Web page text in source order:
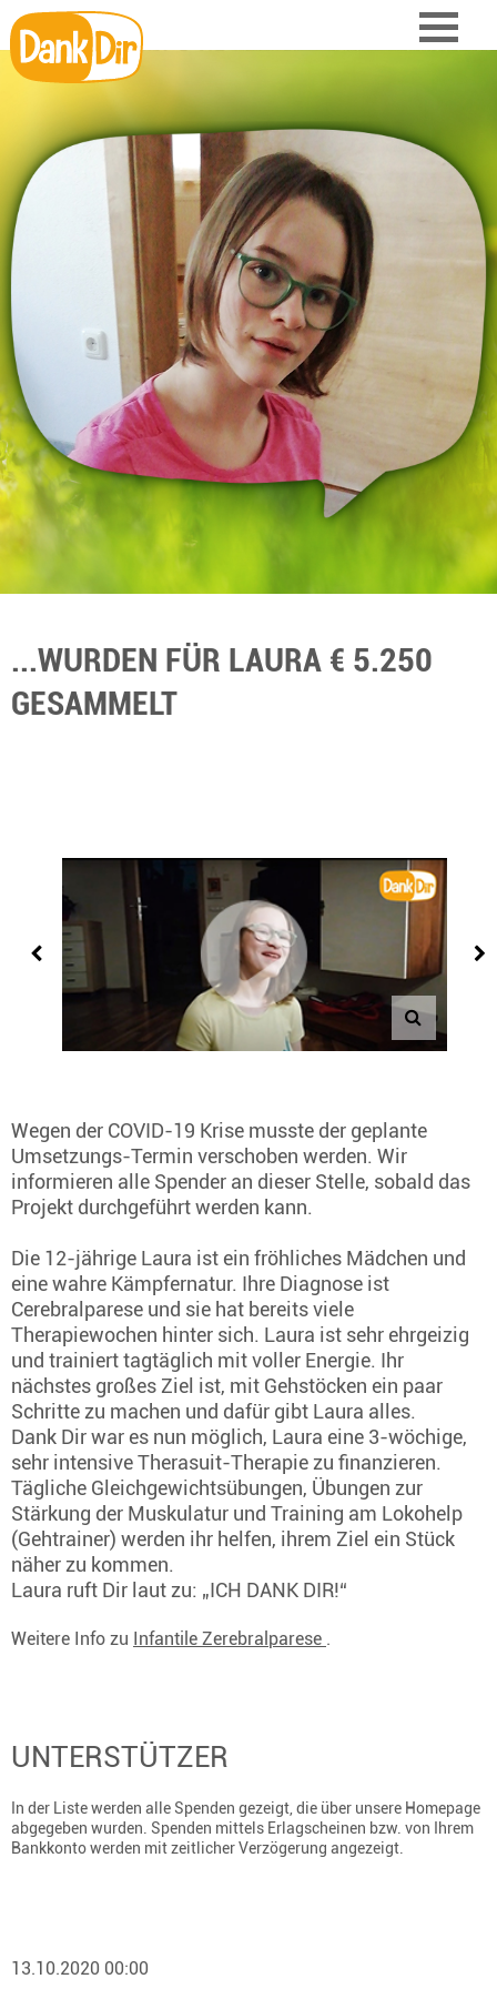
...WURDEN FÜR LAURA € 5.250
GESAMMELT
Wegen der COVID-19 Krise musste der geplante
Umsetzungs-Termin verschoben werden. Wir
informieren alle Spender an dieser Stelle, sobald das
Projekt durchgeführt werden kann.
Die 12-jährige Laura ist ein fröhliches Mädchen und
eine wahre Kämpfernatur. Ihre Diagnose ist
Cerebralparese und sie hat bereits viele
Therapiewochen hinter sich. Laura ist sehr ehrgeizig
und trainiert tagtäglich mit voller Energie. Ihr
nächstes großes Ziel ist, mit Gehstöcken ein paar
Schritte zu machen und dafür gibt Laura alles.
Dank Dir war es nun möglich, Laura eine 3-wöchige,
sehr intensive Therasuit-Therapie zu finanzieren.
Tägliche Gleichgewichtsübungen, Übungen zur
Stärkung der Muskulatur und Training am Lokohelp
(Gehtrainer) werden ihr helfen, ihrem Ziel ein Stück
näher zu kommen.
Laura ruft Dir laut zu: „ICH DANK DIR!“
Weitere Info zu Infantile Zerebralparese .
UNTERSTÜTZER
In der Liste werden alle Spenden gezeigt, die über unsere Homepage
abgegeben wurden. Spenden mittels Erlagscheinen bzw. von Ihrem
Bankkonto werden mit zeitlicher Verzögerung angezeigt.
13.10.2020 00:00